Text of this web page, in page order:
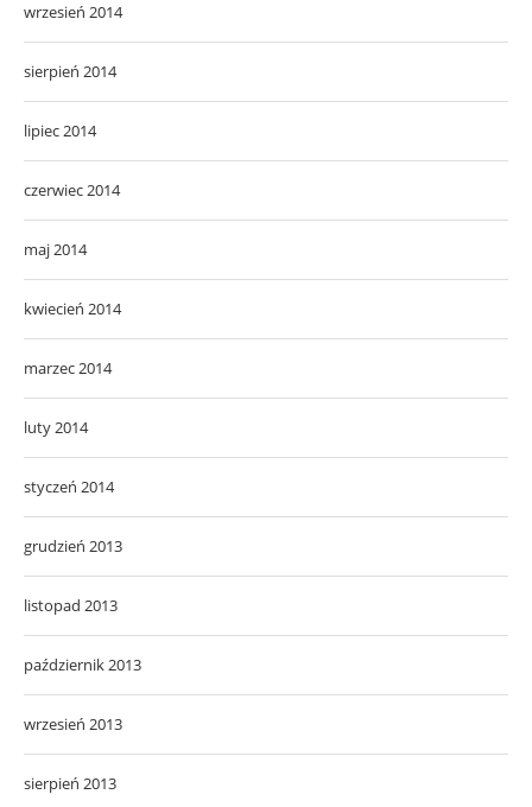
wrzesień 2014
sierpień 2014
lipiec 2014
czerwiec 2014
maj 2014
kwiecień 2014
marzec 2014
luty 2014
styczeń 2014
grudzień 2013
listopad 2013
październik 2013
wrzesień 2013
sierpień 2013